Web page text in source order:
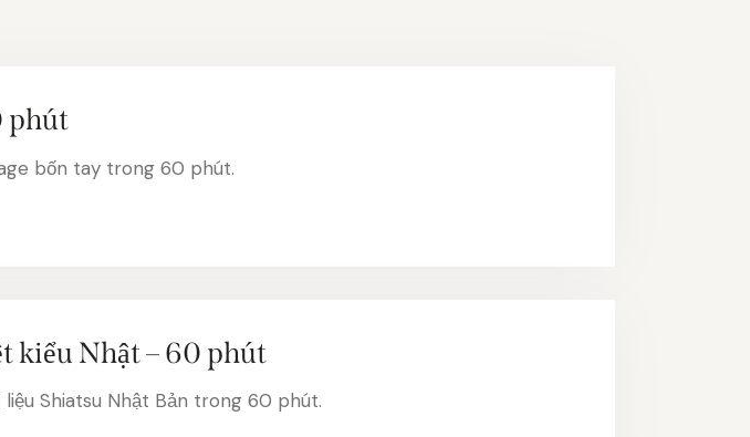
phút
bốn tay trong 60 phút.
kiểu Nhật – 60 phút
Shiatsu Nhật Bản trong 60 phút.